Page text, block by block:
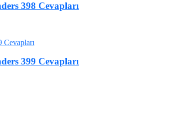
398 Cevapları
399 Cevapları